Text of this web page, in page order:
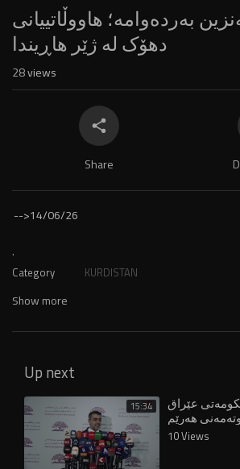
بەردەوامە؛ هاووڵاتییانی
دهۆک لە ژێر هاڕیندا
28views
Share
-->14/06/26
.
Category KURDISTAN
Show more
Up next
15:34 عێراق
هەرێم
چارەسەر بکات
10 Views